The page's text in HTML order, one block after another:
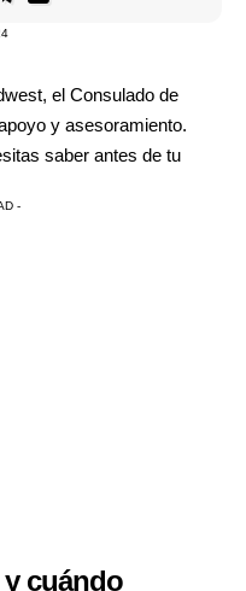
el Consulado de
y asesoramiento.
saber antes de tu
-
cuándo